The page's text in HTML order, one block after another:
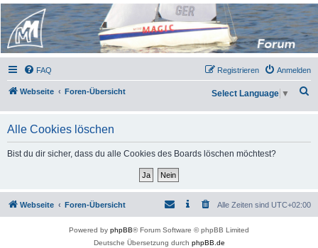
Micro Magic Forum
Deutschland
FAQ Anmelden
Registrieren
Webseite Foren-Übersicht
h
Select Language ▼
Alle Cookies löschen
Bist du dir sicher, dass du alle Cookies des Boards löschen möchtest?
Webseite Foren-Übersicht Alle Zeiten sind UTC+02:00
Powered by phpBB® Forum Software © phpBB Limited
Deutsche Übersetzung durch phpBB.de